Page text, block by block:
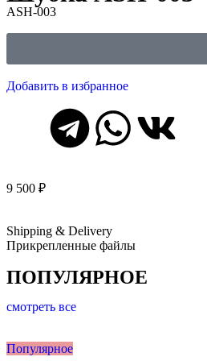
ASH-003
Добавить в избранное
9 500 ₽
Shipping & Delivery
Прикрепленные файлы
ПОПУЛЯРНОЕ
смотреть все
Популярное